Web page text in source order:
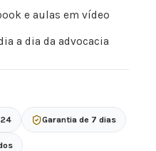
e aulas em vídeo
a dia da advocacia
Garantia de 7 dias